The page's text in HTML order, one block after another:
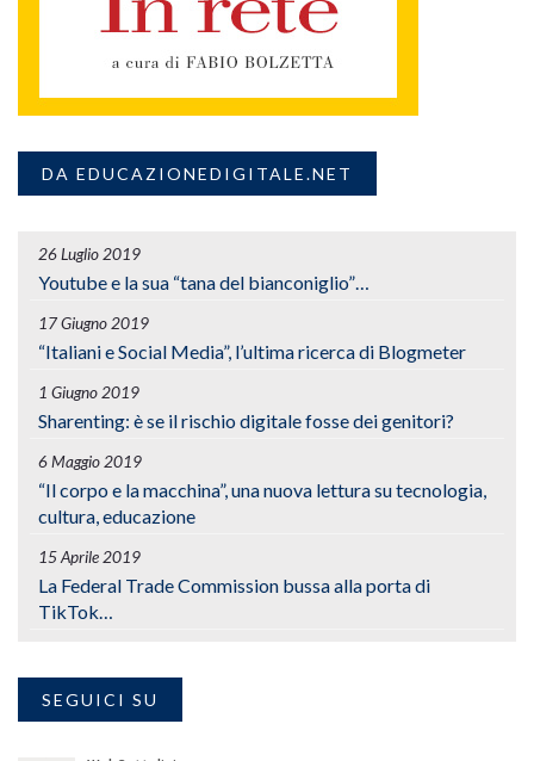
DA EDUCAZIONEDIGITALE.NET
26 Luglio 2019
Youtube e la sua “tana del bianconiglio”…
17 Giugno 2019
“Italiani e Social Media”, l’ultima ricerca di Blogmeter
1 Giugno 2019
Sharenting: è se il rischio digitale fosse dei genitori?
6 Maggio 2019
“Il corpo e la macchina”, una nuova lettura su tecnologia,
cultura, educazione
15 Aprile 2019
La Federal Trade Commission bussa alla porta di
TikTok…
SEGUICI SU